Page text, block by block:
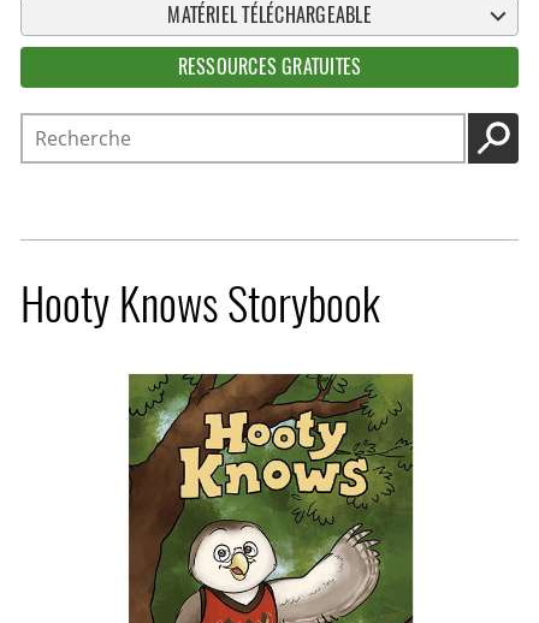
MATÉRIEL TÉLÉCHARGEABLE
RESSOURCES GRATUITES
Recherche
Hooty Knows Storybook